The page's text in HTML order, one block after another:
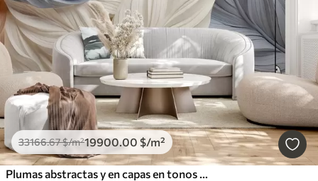
33166.67$/m²19900.00 $/m²
Plumas abstractas y en capas en tonos crema, beige y azul claro, con un aspecto texturizado y orgánico.